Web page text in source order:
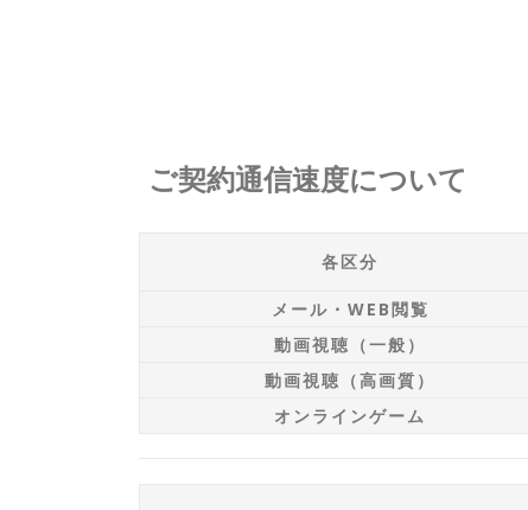
ご契約通信速度について
各区分
メール・WEB閲覧
動画視聴（一般）
動画視聴（高画質）
オンラインゲーム